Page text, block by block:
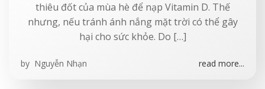
thiêu đốt của mùa hè để nạp Vitamin D. Thế
nhưng, nếu tránh ánh nắng mặt trời có thể gây
hại cho sức khỏe. Do […]
by Nguyễn Nhạn read more...